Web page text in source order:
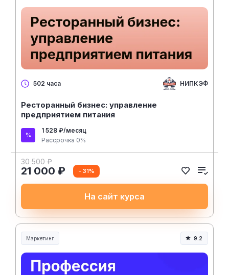
502 часа НИПКЭФ
Ресторанный бизнес: управление
предприятием питания
1 528 ₽/месяц
Рассрочка 0%
30 500 ₽
21 000 ₽ - 31%
На сайт курса
Маркетинг 9.2